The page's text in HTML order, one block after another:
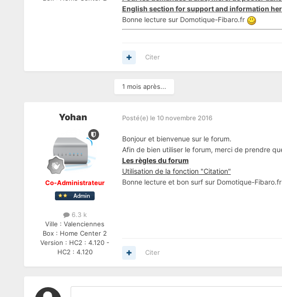
English section for support and information
Bonne lecture sur Domotique-Fibaro.fr
Citer
1 mois après...
Yohan
Co-Administrateur
6.3 k
Ville :Valenciennes
Box : Home Center 2
Version : HC2 : 4.120 -
HC2 : 4.120
Posté(e) le 10 novembre 2016
Bonjour et bienvenue sur le forum.
Afin de bien utiliser le forum, merci de prendre
Les règles du forum
Utilisation de la fonction "Citation"
Bonne lecture et bon surf sur Domotique-Fibaro.fr
Citer